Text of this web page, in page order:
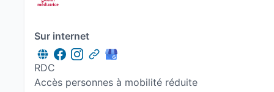
Sur internet
RDC
Accès personnes à mobilité réduite